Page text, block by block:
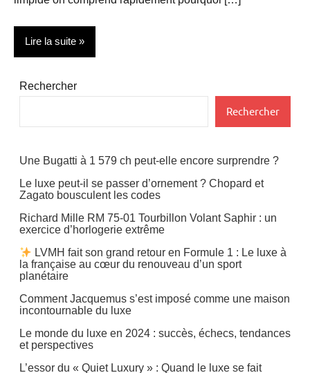
Lire la suite
Uncategorized
Rechercher
Rechercher
Une Bugatti à 1 579 ch peut-elle encore surprendre ?
Le luxe peut-il se passer d’ornement ? Chopard et
Zagato bousculent les codes
Richard Mille RM 75-01 Tourbillon Volant Saphir : un
exercice d’horlogerie extrême
LVMH fait son grand retour en Formule 1 : Le luxe à
la française au cœur du renouveau d’un sport
planétaire
Comment Jacquemus s’est imposé comme une maison
incontournable du luxe
Le monde du luxe en 2024 : succès, échecs, tendances
et perspectives
L’essor du « Quiet Luxury » : Quand le luxe se fait